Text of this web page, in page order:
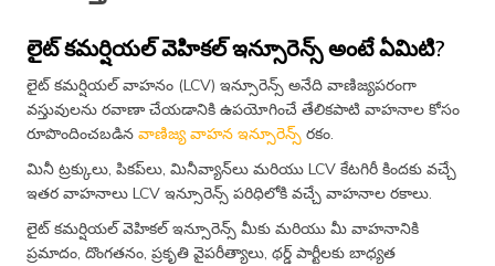
లైట్ కమర్షియల్ వెహికల్ ఇన్సూరెన్స్ అంటే ఏమిటి?
లైట్ కమర్షియల్ వాహనం (LCV) ఇన్సూరెన్స్ అనేది వాణిజ్యపరంగా
వస్తువులను రవాణా చేయడానికి ఉపయోగించే తేలికపాటి వాహనాల కోసం
రూపొందించబడిన వాణిజ్య వాహన ఇన్సూరెన్స్ రకం.
మినీ ట్రక్కులు, పికప్‌లు, మినీవ్యాన్‌లు మరియు LCV కేటగిరీ కిందకు వచ్చే
ఇతర వాహనాలు LCV ఇన్సూరెన్స్ పరిధిలోకి వచ్చే వాహనాల రకాలు.
లైట్ కమర్షియల్ వెహికల్ ఇన్సూరెన్స్ మీకు మరియు మీ వాహనానికి
ప్రమాదం, దొంగతనం, ప్రకృతి వైపరీత్యాలు, థర్డ్ పార్టీలకు బాధ్యత